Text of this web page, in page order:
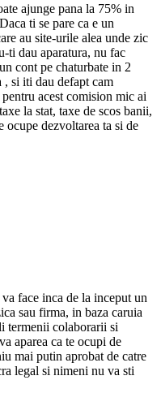
ajunge pana la 75% in
ti se pare ca e un
au site-urile alea unde zic
ti dau aparatura, nu fac
cont pe chaturbate in 2
, si iti dau defapt cam
acest comision mic ai
la stat, taxe de scos banii,
ocupe dezvoltarea ta si de
face inca de la inceput un
sau firma, in baza caruia
termenii colaborarii si
aparea ca te ocupi de
mai putin aprobat de catre
legal si nimeni nu va sti